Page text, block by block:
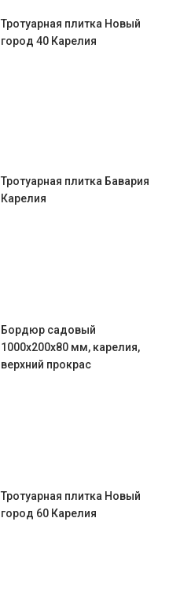
Тротуарная плитка Новый
город 40 Карелия
Тротуарная плитка Бавария
Карелия
Бордюр садовый
1000х200х80 мм, карелия,
верхний прокрас
Тротуарная плитка Новый
город 60 Карелия